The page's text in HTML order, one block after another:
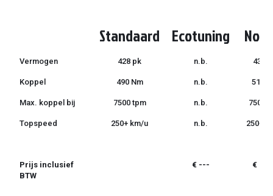
Standaard Ecotuning
Vermogen 428 pk n.b. 435
Koppel 490 Nm n.b. 510
Max. koppel bij 7500 tpm n.b. 7500
Topspeed 250+ km/u n.b. 250+
Prijs inclusief
BTW
€ --- €